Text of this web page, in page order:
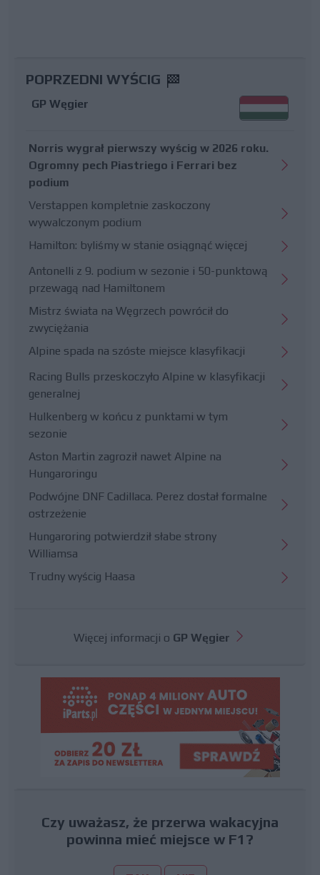
POPRZEDNI WYŚCIG
GP Węgier
Norris wygrał pierwszy wyścig w 2026 roku.
Ogromny pech Piastriego i Ferrari bez
podium
Verstappen kompletnie zaskoczony
wywalczonym podium
Hamilton: byliśmy w stanie osiągnąć więcej
Antonelli z 9. podium w sezonie i 50-punktową
przewagą nad Hamiltonem
Mistrz świata na Węgrzech powrócił do
zwyciężania
Alpine spada na szóste miejsce klasyfikacji
Racing Bulls przeskoczyło Alpine w klasyfikacji
generalnej
Hulkenberg w końcu z punktami w tym
sezonie
Aston Martin zagroził nawet Alpine na
Hungaroringu
Podwójne DNF Cadillaca. Perez dostał formalne
ostrzeżenie
Hungaroring potwierdził słabe strony
Williamsa
Trudny wyścig Haasa
Więcej informacji o GP Węgier
Czy uważasz, że przerwa wakacyjna
powinna mieć miejsce w F1?